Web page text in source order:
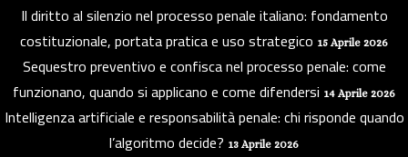
Il diritto al silenzio nel processo penale italiano: fondamento
costituzionale, portata pratica e uso strategico 15 Aprile 2026
Sequestro preventivo e confisca nel processo penale: come
funzionano, quando si applicano e come difendersi 14 Aprile 2026
Intelligenza artificiale e responsabilità penale: chi risponde quando
l’algoritmo decide? 13 Aprile 2026